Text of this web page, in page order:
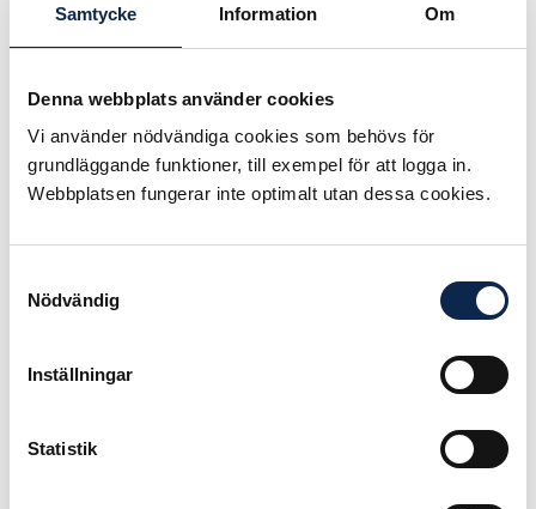
Samtycke Information Om
Denna webbplats använder cookies
Vi använder nödvändiga cookies som behövs för
grundläggande funktioner, till exempel för att logga in.
Webbplatsen fungerar inte optimalt utan dessa cookies.
Nödvändig
Inställningar
Statistik
De har startat SWAN –Swiss
Women’s Audiovisual Network som
jämställdheten i filmbranschen. De
berättade om sitt arbete och
manifest – vad de önskar uppnå.
SWAN är en motsvarighet till WIFT.
jämställdhetssiffrorna och har börjat
50-50 i första ledet.